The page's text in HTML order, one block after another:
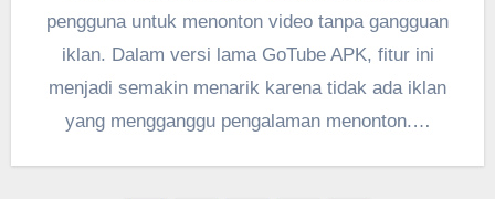
pengguna untuk menonton video tanpa gangguan
iklan. Dalam versi lama GoTube APK, fitur ini
menjadi semakin menarik karena tidak ada iklan
yang mengganggu pengalaman menonton.…